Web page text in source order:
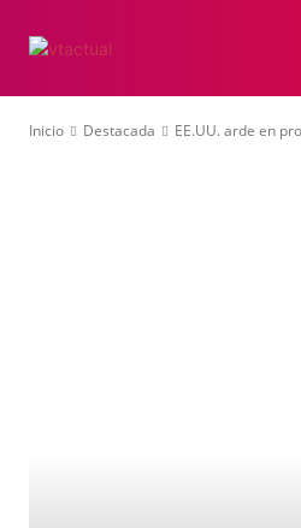
Inicio Destacada EE.UU. arde en